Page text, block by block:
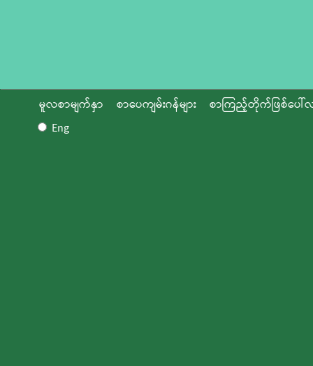
မူလစာမျက်နှာ စာပေကျမ်းဂန်များ
စာကြည့်တိုက်ဖြစ်ပေါ်
Eng